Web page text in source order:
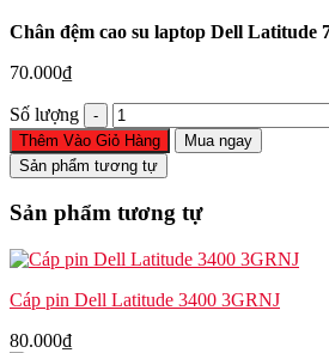
Chân đệm cao su laptop Dell Latitude
70.000₫
Số lượng
Chân
đệm
cao
su
Dell
7410
lượng
Thêm Vào Giỏ Hàng
Mua ngay
Sản phẩm tương tự
Sản phẩm tương tự
Cáp pin Dell Latitude 3400 3GRNJ
80.000₫